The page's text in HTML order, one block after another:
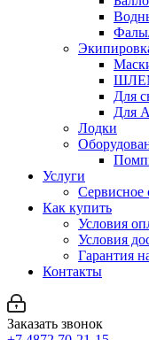
Для
Для
Лодки
Услуги
Сервисное
Как купить
Условия
Условия
Гарантия
Контакты
Заказать звонок